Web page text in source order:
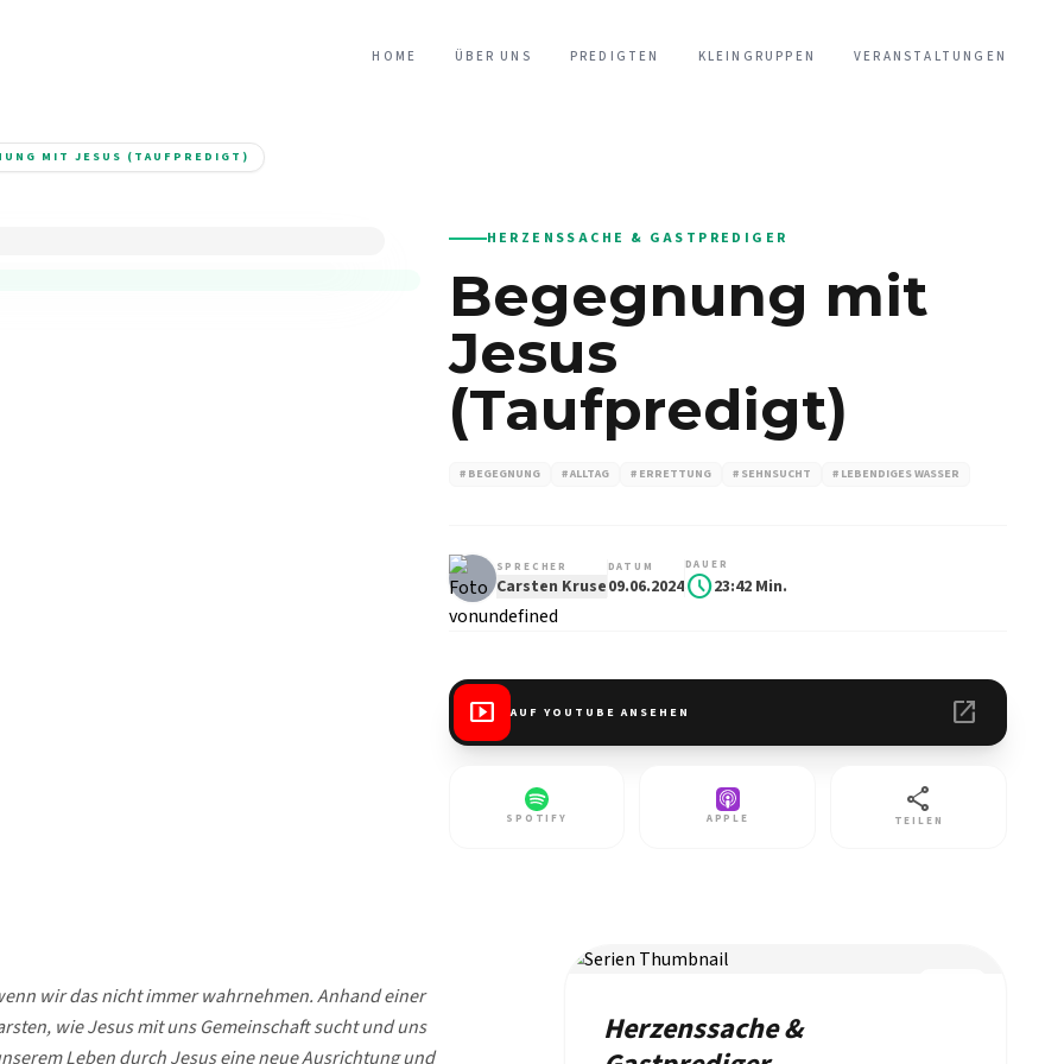
HOME ÜBER UNS PREDIGTEN KLEINGRUPPEN VERANSTALTUNGEN
MIT JESUS (TAUFPREDIGT)
HERZENSSACHE & GASTPREDIGER
Begegnung mit
Jesus
(Taufpredigt)
# BEGEGNUNG # ALLTAG # ERRETTUNG # SEHNSUCHT # LEBENDIGES WASSER
SPRECHER
Carsten Kruse
DATUM
09.06.2024
DAUER
schedule23:42 Min.
smart_display AUF YOUTUBE ANSEHEN open_in_new
SPOTIFY APPLE
share
TEILEN
wir das nicht immer wahrnehmen. Anhand einer
wie Jesus mit uns Gemeinschaft sucht und uns
Leben durch Jesus eine neue Ausrichtung und
Herzenssache &